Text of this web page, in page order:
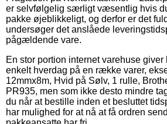
er selvfølgelig særligt væsentlig hvis
pakke øjeblikkeligt, og derfor er det
undersøger det anslåede
pågældende vare.
En stor portion internet varehuse
enkelt hverdag på en række varer,
12mmx8m, Hvid på Sølv, 1 rulle,
PR935, men som ikke desto mindre
du når at bestille inden et besluttet
har mulighed for at nå at få ordren